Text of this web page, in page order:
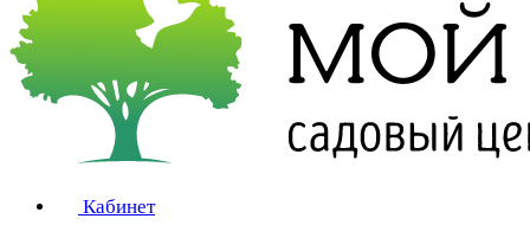
Кабинет